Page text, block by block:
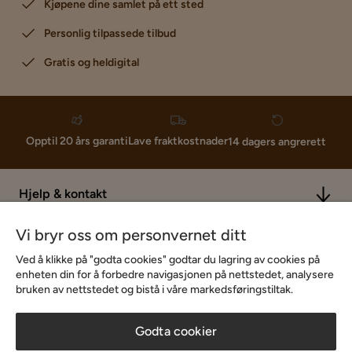
Kjøpene dine samlet på ett sted
Personlig tilpassede tilbud
Gratis og heldigital
Opptil 20 års garantiLave fraktkostnader14 dagers angrerett
Hjelp & kontakt
Sortiment & tilbud
Inspirasjon
Om Chilli
Vi bryr oss om personvernet ditt
Ved å klikke på "godta cookies" godtar du lagring av cookies på
enheten din for å forbedre navigasjonen på nettstedet, analysere
bruken av nettstedet og bistå i våre markedsføringstiltak.
Godta cookier